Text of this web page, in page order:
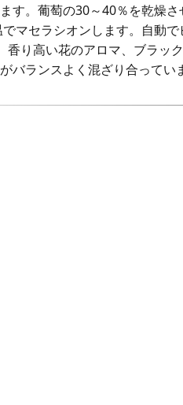
す。葡萄の30～40％を乾燥
マセラシオンします。自動
り高い花のアロマ、ブラ
バランスよく混ざり合ってい